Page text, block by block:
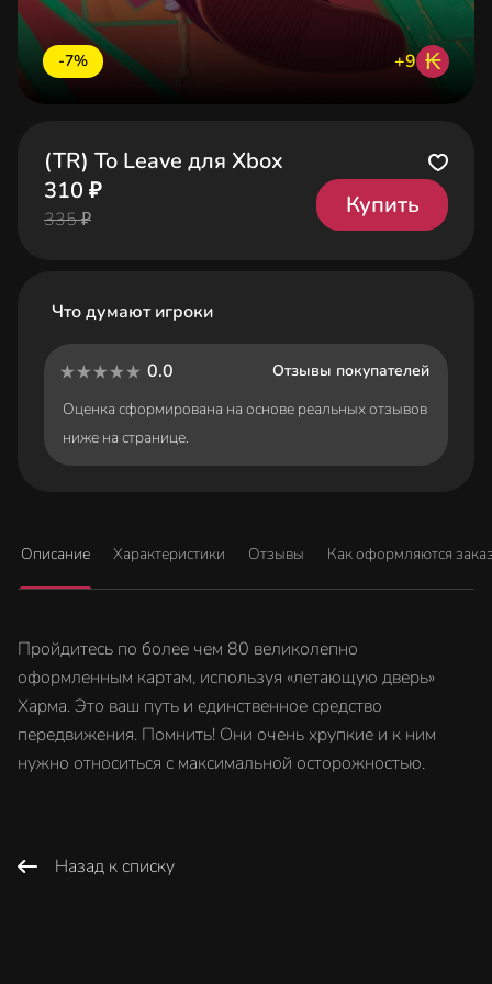
-7% +9 ₭
(TR) To Leave для Xbox
310 ₽
335 ₽
Купить
Что думают игроки
0.0
Отзывы покупателей
Оценка сформирована на основе реальных отзывов
ниже на странице.
Описание Характеристики Отзывы Как оформляются
Пройдитесь по более чем 80 великолепно
оформленным картам, используя «летающую дверь»
Харма. Это ваш путь и единственное средство
передвижения. Помнить! Они очень хрупкие и к ним
нужно относиться с максимальной осторожностью.
Назад к списку